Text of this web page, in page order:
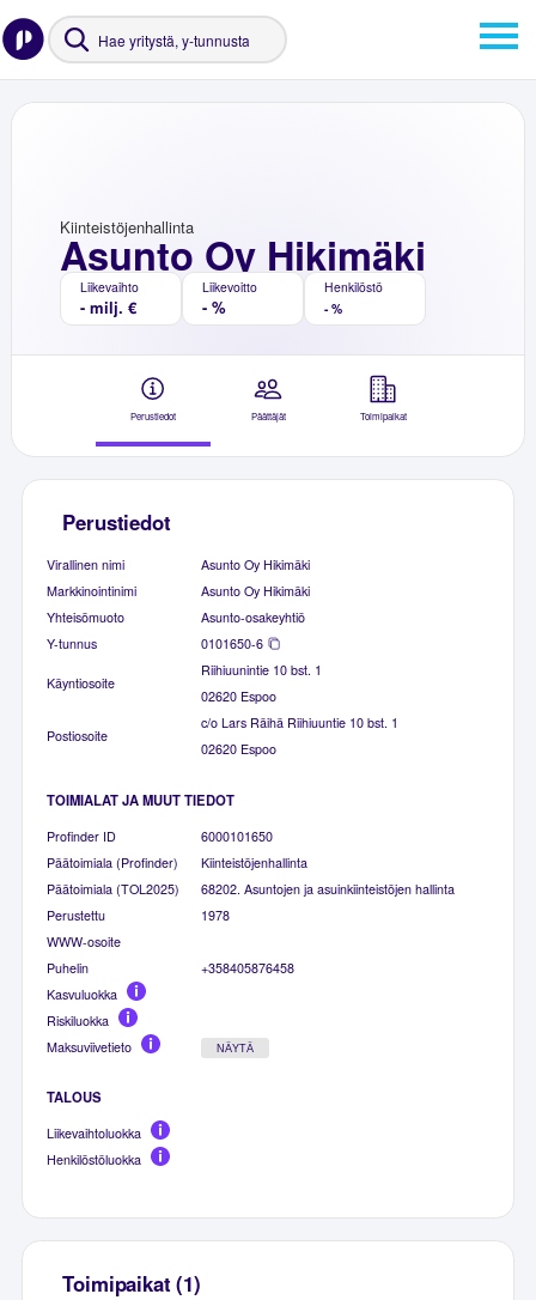
Asunto Oy Hikimäki
Kiinteistöjenhallinta
Liikevaihto
- milj. €
Liikevoitto
- %
Henkilöstö
- %
Perustiedot Päättäjät Toimipaikat
Perustiedot
Virallinen nimi
Asunto Oy Hikimäki
Markkinointinimi
Asunto Oy Hikimäki
Yhteisömuoto
Asunto-osakeyhtiö
Y-tunnus
0101650-6
Käyntiosoite
Riihiuunintie 10 bst. 1
02620 Espoo
Postiosoite
c/o Lars Räihä Riihiuuntie 10 bst. 1
02620 Espoo
TOIMIALAT JA MUUT TIEDOT
Profinder ID
6000101650
Päätoimiala (Profinder)
Kiinteistöjenhallinta
Päätoimiala (TOL2025)
68202. Asuntojen ja asuinkiinteistöjen hallinta
Perustettu
1978
WWW-osoite
Puhelin
+358405876458
Kasvuluokka
Riskiluokka
Maksuviivetieto
NÄYTÄ
TALOUS
Liikevaihtoluokka
Henkilöstöluokka
Toimipaikat (1)